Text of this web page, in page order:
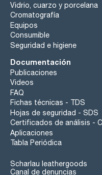
Vidrio, cuarzo y porcelana
Cromatografía
Equipos
Consumible
Seguridad e higiene
Documentación
Publicaciones
Videos
FAQ
Fichas técnicas - TDS
Hojas de seguridad - SDS
Certificados de análisis -
Aplicaciones
Tabla Periódica
Scharlau leathergoods
Canal de denuncias